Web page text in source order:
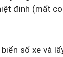
đinh (mất
số xe và